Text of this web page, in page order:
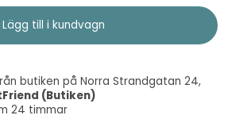
butiken på Norra Strandgatan 24,
(Butiken)
24 timmar